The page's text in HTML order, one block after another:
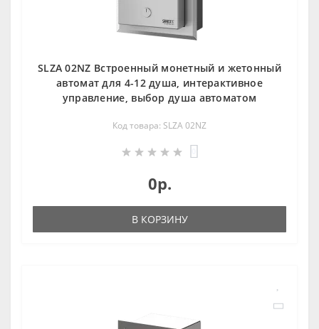
SLZA 02NZ Встроенный монетный и жетонный
автомат для 4-12 душа, интерактивное
управление, выбор душа автоматом
Код товара: SLZA 02NZ
0р.
В КОРЗИНУ